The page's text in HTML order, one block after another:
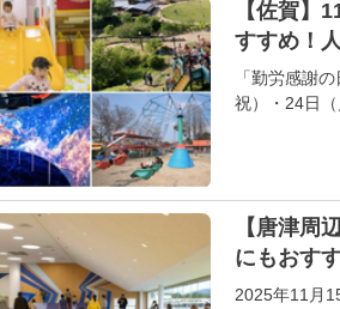
【佐賀】
すすめ！
「勤労感謝
祝）・24日
【唐津周
にもおす
2025年11月